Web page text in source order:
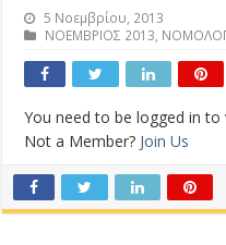
5 Νοεμβρίου, 2013
ΝΟΕΜΒΡΙΟΣ 2013,
You need to be logged in
Not a Member? Join Us